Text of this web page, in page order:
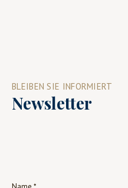
BLEIBEN SIE INFORMIERT
Newsletter